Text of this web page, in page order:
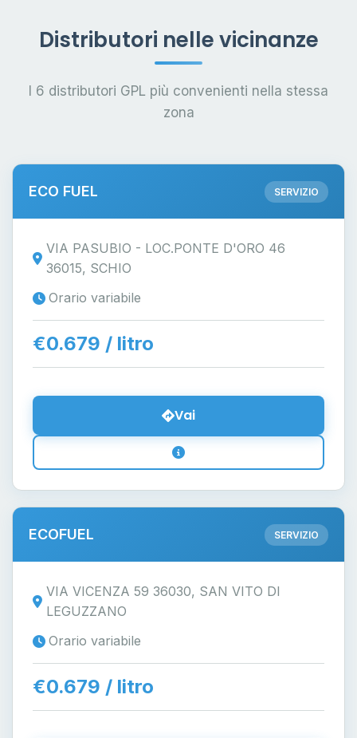
Distributori nelle vicinanze
I 6 distributori GPL più convenienti nella stessa
zona
ECO FUEL SERVIZIO
VIA PASUBIO - LOC.PONTE D'ORO 46
36015, SCHIO
Orario variabile
€0.679 / litro
Vai
ECOFUEL SERVIZIO
VIA VICENZA 59 36030, SAN VITO DI
LEGUZZANO
Orario variabile
€0.679 / litro